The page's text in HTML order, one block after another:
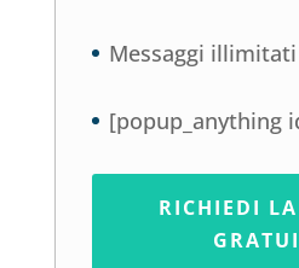
Messaggi illimitati
[popup_anything
RICHIEDI